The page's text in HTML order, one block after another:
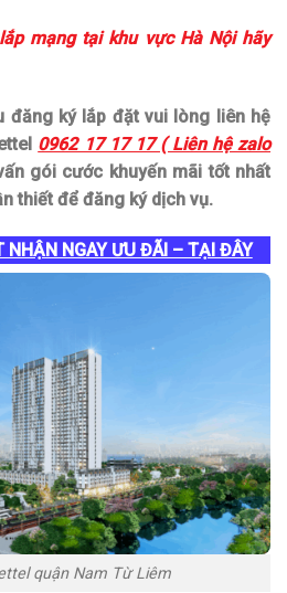
mạng tại khu vực Hà Nội hãy
đăng ký lắp đặt vui lòng liên hệ
0962 17 17 17 ( Liên hệ zalo
gói cước khuyến mãi tốt nhất
thiết để đăng ký dịch vụ.
NGAY ƯU ĐÃI – TẠI ĐÂY
quận Nam Từ Liêm